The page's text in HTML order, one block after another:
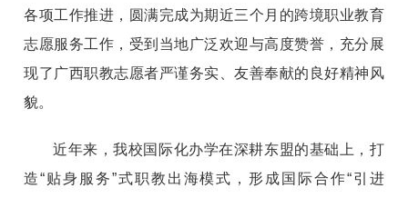
各项工作推进，圆满完成为期近三个月的跨境职业教育
志愿服务工作，受到当地广泛欢迎与高度赞誉，充分展
现了广西职教志愿者严谨务实、友善奉献的良好精神风
貌。
近年来，我校国际化办学在深耕东盟的基础上，打
造“贴身服务”式职教出海模式，形成国际合作“引进